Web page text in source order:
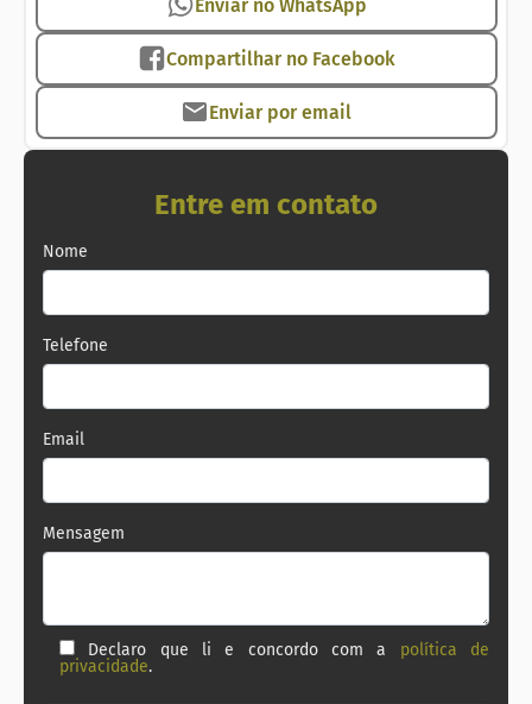
Enviar no WhatsApp
Compartilhar no Facebook
Enviar por email
Entre em contato
Nome
Telefone
Email
Mensagem
Declaro que li e concordo com a política de
privacidade.